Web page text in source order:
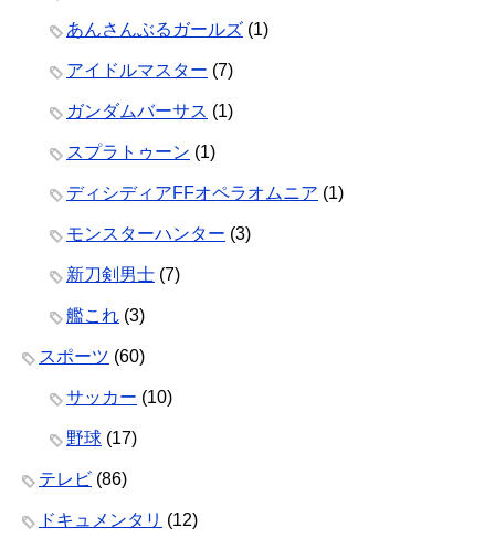
あんさんぶるガールズ (1)
アイドルマスター (7)
ガンダムバーサス (1)
スプラトゥーン (1)
ディシディアFFオペラオムニア (1)
モンスターハンター (3)
新刀剣男士 (7)
艦これ (3)
スポーツ (60)
サッカー (10)
野球 (17)
テレビ (86)
ドキュメンタリ (12)